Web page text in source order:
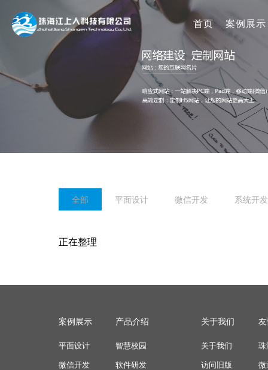
首页 案例展示
全部 平面设计 微信开发 系统开发
正在整理
案例展示
平面设计
微信开发
产品介绍
智慧校园
软件研发
关于我们
关于我们
访问旧版